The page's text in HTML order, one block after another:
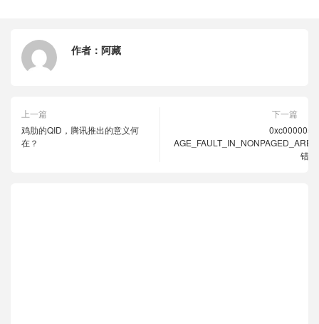
作者： 阿藏
上一篇
鸡肋的QID，腾讯推出的意义何
在？
下一篇
0xc0000050
AGE_FAULT_IN_NONPAGED_AREA
错误